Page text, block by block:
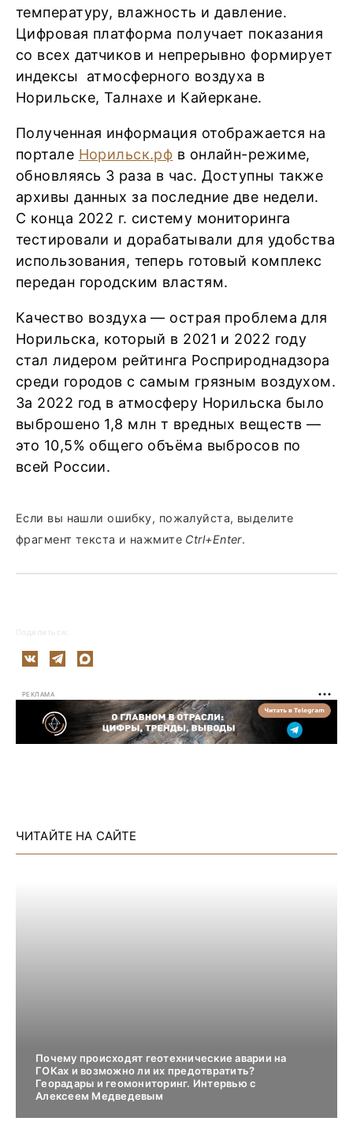
температуру, влажность и давление.
Цифровая платформа получает показания
со всех датчиков и непрерывно формирует
индексы атмосферного воздуха в
Норильске, Талнахе и Кайеркане.
Полученная информация отображается на
портале Норильск.рф в онлайн-режиме,
обновляясь 3 раза в час. Доступны также
архивы данных за последние две недели.
С конца 2022 г. систему мониторинга
тестировали и дорабатывали для удобства
использования, теперь готовый комплекс
передан городским властям.
Качество воздуха — острая проблема для
Норильска, который в 2021 и 2022 году
стал лидером рейтинга Росприроднадзора
среди городов с самым грязным воздухом.
За 2022 год в атмосферу Норильска было
выброшено 1,8 млн т вредных веществ —
это 10,5% общего объёма выбросов по
всей России.
Если вы нашли ошибку, пожалуйста, выделите
фрагмент текста и нажмите Ctrl+Enter.
Поделиться:
РЕКЛАМА
ЧИТАЙТЕ НА САЙТЕ
Почему происходят геотехнические аварии на
ГОКах и возможно ли их предотвратить?
Георадары и геомониторинг. Интервью с
Алексеем Медведевым